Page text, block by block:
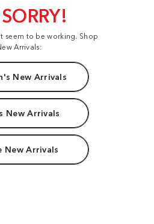
seem to be working. Shop
Arrivals:
New Arrivals
New Arrivals
New Arrivals